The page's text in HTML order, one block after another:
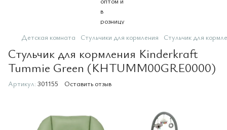
Детская комната Стульчики для кормления Стульчик для
Стульчик для кормления Kinderkraft
Tummie Green (KHTUMM00GRE0000)
Артикул: 301155 Оставить отзыв